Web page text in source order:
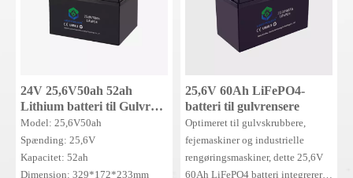
24V 25,6V50ah 52ah
Lithium batteri til Gulvrens
Fejebatteri Lithium
LiFePO4 batteri -24V52Ah
Model: 25,6V50ah
Spænding: 25,6V
Kapacitet: 52ah
Dimension: 329*172*233mm
25,6V 60Ah LiFePO4-
batteri til gulvrensere
Optimeret til gulvskrubbere,
fejemaskiner og industrielle
rengøringsmaskiner, dette 25,6V
60Ah LiFePO4 batteri integrerer